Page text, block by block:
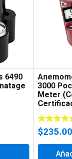
6490
3000
Meter
$